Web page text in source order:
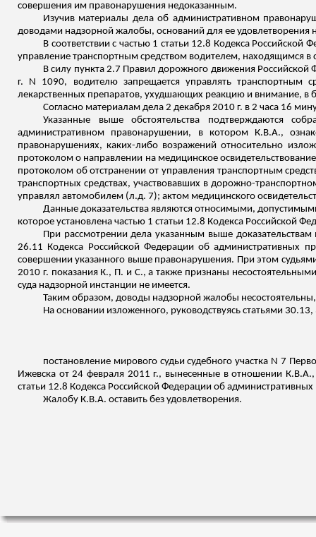
совершения им правонарушения недоказанным.
Изучив материалы дела об административном
доводами надзорной жалобы, оснований для ее удовлетворения
В соответствии с частью 1 статьи 12.8 Кодекса
управление транспортным средством водителем, находящимся в
В силу пункта 2.7 Правил дорожного движения
г. N 1090, водителю запрещается управлять транспортным
лекарственных препаратов, ухудшающих реакцию и внимание, в
Согласно материалам дела 2 декабря 2010 г. в 2 часа 16
Указанные выше обстоятельства подтверждаются
административном правонарушении, в котором К.В.А.,
правонарушениях, каких-либо возражений относительно
протоколом о направлении на медицинское
протоколом об отстранении от управления транспортным
транспортных средствах, участвовавших в дорожно-
управлял автомобилем (л.д. 7); актом медицинского
Данные доказательства являются относимыми,
которое установлена частью 1 статьи 12.8 Кодекса Российской
При рассмотрении дела указанным выше
26.11 Кодекса Российской Федерации об административных
совершении указанного выше правонарушения. При этом
2010 г. показания К., П. и С., а также признаны
суда надзорной инстанции не имеется.
Таким образом, доводы надзорной жалобы
На основании изложенного, руководствуясь статьями
постановление мирового судьи судебного участка N 7
Ижевска от 24 февраля 2011 г., вынесенные в отношении
статьи 12.8 Кодекса Российской Федерации об
Жалобу К.В.А. оставить без удовлетворения.